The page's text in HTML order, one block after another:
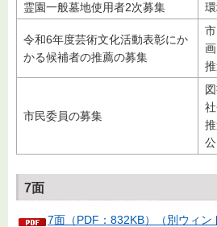
霊園一般墓地使用者2次募集
令和6年度芸術文化活動表彰にか
かる候補者の推薦の募集
市民委員の募集
7面
7面（PDF：832KB）（別ウィン